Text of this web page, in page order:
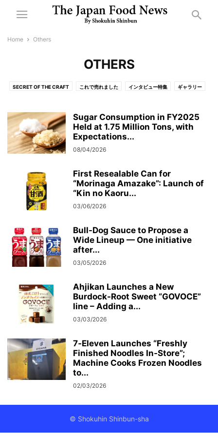
Home Others
OTHERS
SECRET OF THE CRAFT これで売れました インタビュー特集 ギャラリー
TOPNEWS 本紙１面
産学官連携 その他 ひと言 お知らせ PRIMARY INDUSTRIES 市況
ＰＲ特集 ＰＲ 急告 特集記事見出し
食で地方創生 食で地方創生（参考記事）
東京農業大学収穫祭 FREEONLINE 商品 新聞購読 書籍販売
会社案内 推奨環境 特集記事 食品懇話会 広告申込
Sugar Consumption in FY2025
Held at 1.75 Million Tons, with
Expectations...
08/04/2026
First Resealable Can for
“Morinaga Amazake”: Launch of
“Kin no Kaoru...
03/06/2026
Bull-Dog Sauce to Propose a
Wide Lineup — One initiative
after...
03/05/2026
Ahjikan Launches a New
Burdock-Root Sweet “GOVOCE”
line – Adding a...
03/03/2026
7‑Eleven Launches “Freshly
Finished Noodles In‑Store”;
Machine Cooks Frozen Noodles
to...
02/03/2026
© Shokuhin Shinbun-sha